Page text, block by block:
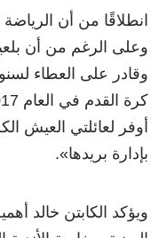
انطلاقًا من أن
وعلى الرغم من أن
وقادر على العطاء
كرة القدم في العام 2017م.. يقول:
أوفر لعائلتي العيش
بإدارة بريدها»
.
ويؤكد الكابتن خالد